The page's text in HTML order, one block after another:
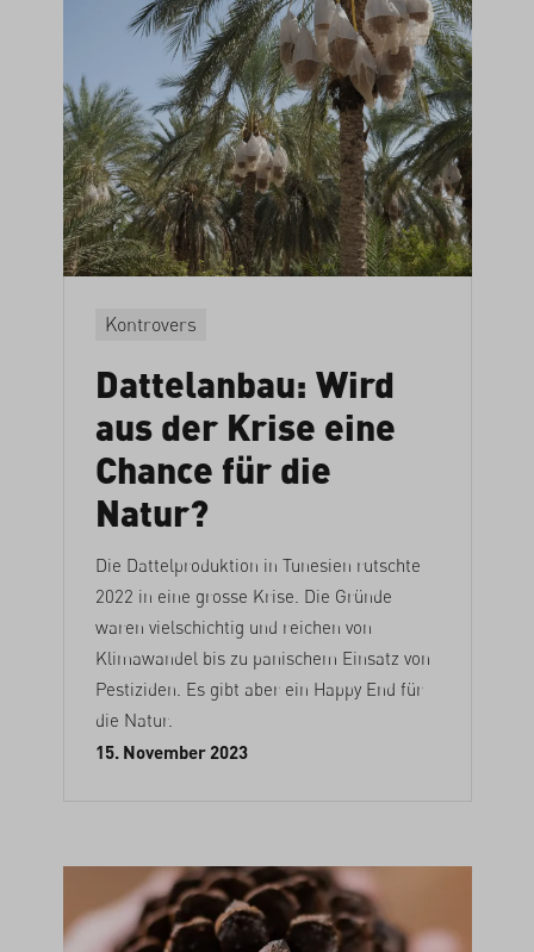
Kontrovers
Dattelanbau: Wird
aus der Krise eine
Chance für die
Natur?
Die Dattelproduktion in Tunesien rutschte
2022 in eine grosse Krise. Die Gründe
waren vielschichtig und reichen von
Klimawandel bis zu panischem Einsatz von
Pestiziden. Es gibt aber ein Happy End für
die Natur.
15. November 2023